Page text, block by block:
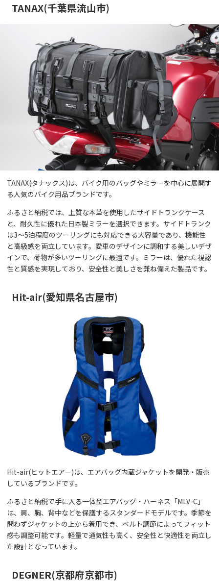
TANAX(千葉県流山市)
TANAX(タナックス)は、バイク用のバッグやミラーを中心に展開す
る人気のバイク用品ブランドです。
ふるさと納税では、上質な本革を使用したサイドトランクケース
と、耐久性に優れた日本製ミラーを選択できます。サイドトランク
は3〜5泊程度のツーリングにも対応できる大容量であり、機能性
と高級感を両立しています。愛車のデザインに調和する美しいデザ
インで、荷物が多いツーリングに最適です。ミラーは、優れた視認
性と質感を実現しており、安全性と美しさを兼ね備えた製品です。
Hit-air(愛知県名古屋市)
Hit-air(ヒットエアー)は、エアバッグ内蔵ジャケットを開発・販売
しているブランドです。
ふるさと納税で手に入る一体型エアバッグ・ハーネス「MLV-C」
は、肩、胸、背中などを保護するスタンダードモデルです。季節を
問わずジャケットの上から着用でき、ベルト調節によってフィット
感も調整可能です。軽量で通気性も高く、安全性と快適性を両立し
た設計となっています。
DEGNER(京都府京都市)